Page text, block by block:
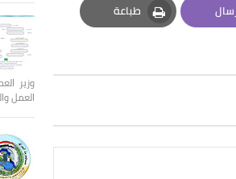
طباعة
Print
وزير
العمل